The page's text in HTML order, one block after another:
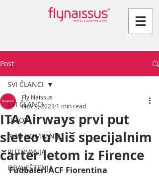
Post
SVI ČLANCI
LETOVI
AVIO KOMPANIJE
PUTOVANJA
OBAVEŠTENJA
SVI ČLANCI
ITA Airways prvi put
sleteo u Niš specijalnim
čarter letom iz Firence
Fly Naissus
Nov 9, 2023 1 min read
Fudbaleri ACF Fiorentina